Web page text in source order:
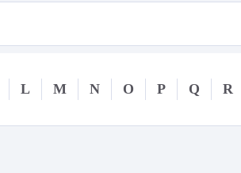
L M N O P Q R